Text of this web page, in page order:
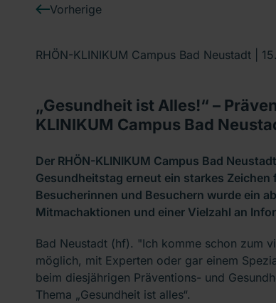
Vorherige
RHÖN-KLINIKUM Campus Bad Neustadt |
„Gesundheit ist Alles!“ –
KLINIKUM Campus Bad
Der RHÖN-KLINIKUM Campus Bad
Gesundheitstag erneut ein starkes
Besucherinnen und Besuchern wurde ein
Mitmachaktionen und einer Vielzahl an
Bad Neustadt (hf). "Ich komme schon zum
möglich, mit Experten oder gar einem
beim diesjährigen Präventions- und
Thema „Gesundheit ist alles“.